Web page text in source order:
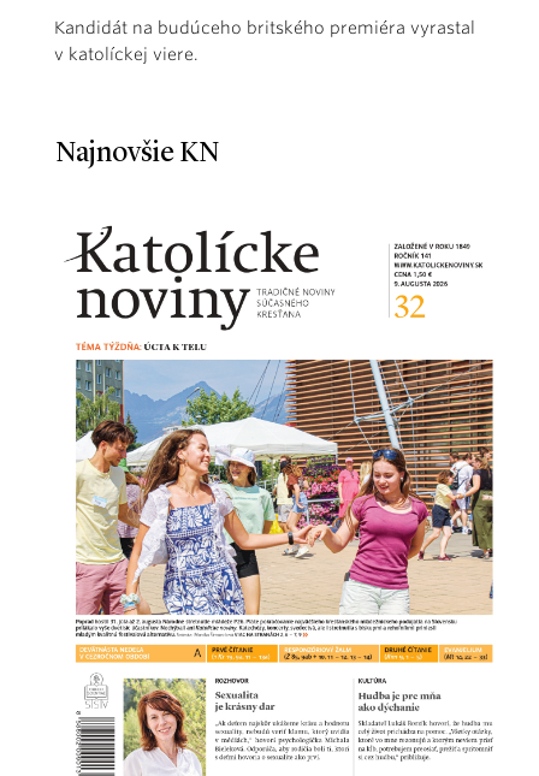
Kandidát na budúceho britského premiéra vyrastal
v katolíckej viere.
Najnovšie KN